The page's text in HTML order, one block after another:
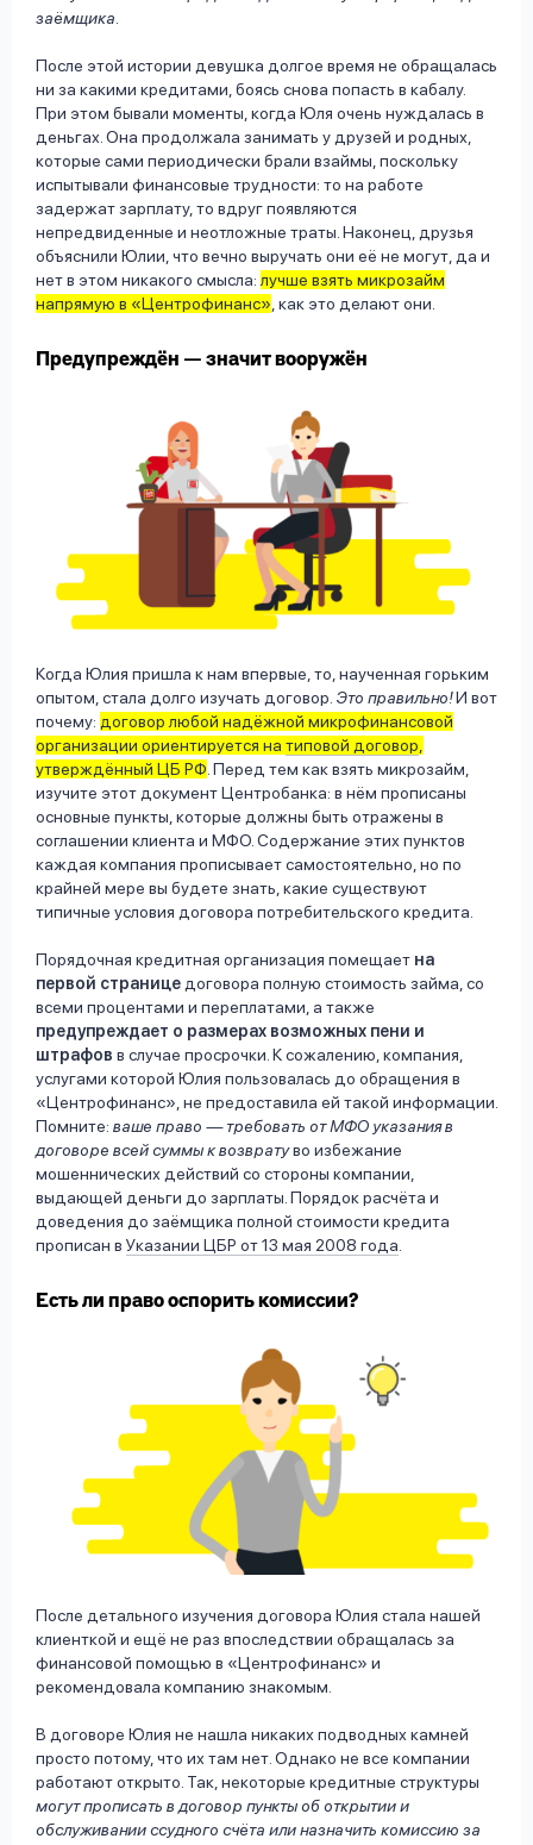
заёмщика.
После этой истории девушка долгое время не обращалась
ни за какими кредитами, боясь снова попасть в кабалу.
При этом бывали моменты, когда Юля очень нуждалась в
деньгах. Она продолжала занимать у друзей и родных,
которые сами периодически брали взаймы, поскольку
испытывали финансовые трудности: то на работе
задержат зарплату, то вдруг появляются
непредвиденные и неотложные траты. Наконец, друзья
объяснили Юлии, что вечно выручать они её не могут, да и
нет в этом никакого смысла:лучше взять микрозайм
напрямую в «Центрофинанс», как это делают они.
Предупреждён — значит вооружён
Когда Юлия пришла к нам впервые, то, наученная горьким
опытом, стала долго изучать договор. Это правильно!И вот
почему: договор любой надёжной микрофинансовой
организации ориентируется на типовой договор,
утверждённый ЦБ РФ. Перед тем как взять микрозайм,
изучите этот документ Центробанка: в нём прописаны
основные пункты, которые должны быть отражены в
соглашении клиента и МФО. Содержание этих пунктов
каждая компания прописывает самостоятельно, но по
крайней мере вы будете знать, какие существуют
типичные условия договора потребительского кредита.
Порядочная кредитная организация помещает на
первой страницедоговора полную стоимость займа, со
всеми процентами и переплатами, а также
предупреждает о размерах возможных пени и
штрафов в случае просрочки. К сожалению, компания,
услугами которой Юлия пользовалась до обращения в
«Центрофинанс», не предоставила ей такой информации.
Помните: ваше право — требовать от МФО указания в
договоре всей суммы к возвратуво избежание
мошеннических действий со стороны компании,
выдающей деньги до зарплаты. Порядок расчёта и
доведения до заёмщика полной стоимости кредита
прописан в Указании ЦБР от 13 мая 2008 года.
Есть ли право оспорить комиссии?
После детального изучения договора Юлия стала нашей
клиенткой и ещё не раз впоследствии обращалась за
финансовой помощью в «Центрофинанс» и
рекомендовала компанию знакомым.
В договоре Юлия не нашла никаких подводных камней
просто потому, что их там нет. Однако не все компании
работают открыто. Так, некоторые кредитные структуры
могут прописать в договор пункты об открытии и
обслуживании ссудного счёта или назначить комиссию за